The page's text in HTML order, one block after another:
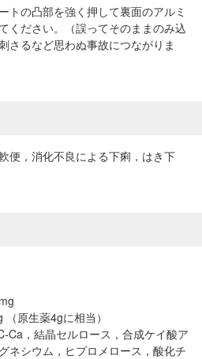
トの凸部を強く押して裏面のアルミ
ください。（誤ってそのままのみ込
さるなど思わぬ事故につながりま
便，消化不良による下痢，はき下
原生薬4gに相当）
Ca，結晶セルロース，合成ケイ酸ア
ネシウム，ヒプロメロース，酸化チ